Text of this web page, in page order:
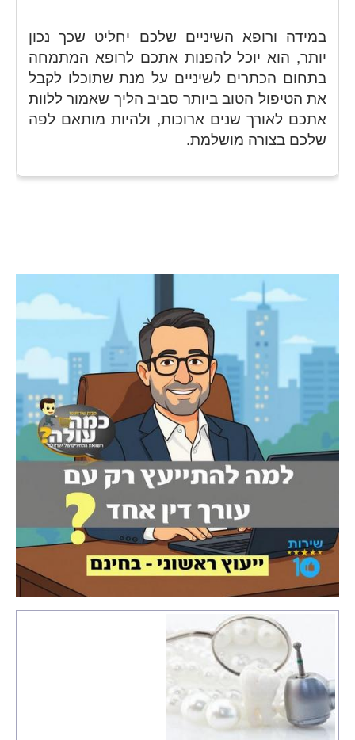
במידה ורופא השיניים שלכם יחליט שכך נכון
יותר, הוא יוכל להפנות אתכם לרופא המתמחה
בתחום הכתרים לשיניים על מנת שתוכלו לקבל
את הטיפול הטוב ביותר סביב הליך שאמור ללוות
אתכם לאורך שנים ארוכות, ולהיות מותאם לפה
שלכם בצורה מושלמת.